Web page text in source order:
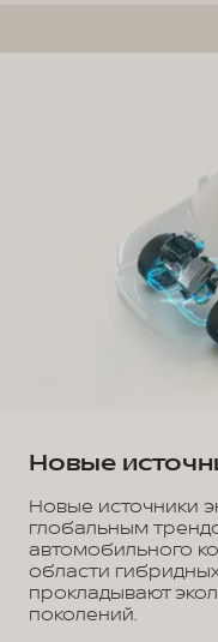
Новые
Новые источники
глобальным
автомобильного
области
прокладывают
поколений.